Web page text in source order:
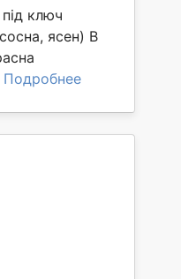
ключ
ясен) В
Подробнее